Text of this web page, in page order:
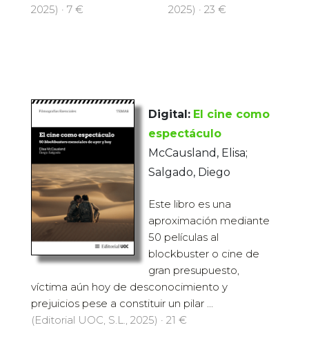
2025) · 7 €
2025) · 23 €
Digital: El cine como
espectáculo
McCausland, Elisa;
Salgado, Diego
Este libro es una
aproximación mediante
50 películas al
blockbuster o cine de
gran presupuesto,
víctima aún hoy de desconocimiento y
prejuicios pese a constituir un pilar ...
(Editorial UOC, S.L., 2025) · 21 €